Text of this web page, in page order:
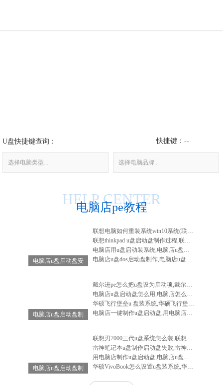
电脑问题
U盘快捷键查询：
选择电脑类型... 选择电脑品牌...
快捷键： --
电脑店pe教程
HELP CENTER
电脑店u盘启动盘安
联想电脑如何重装系统win10系统(联想电脑怎么重装系统win10系统)
联想thinkpad u盘启动盘制作过程,联想笔记本u盘启动盘制作
电脑店用u盘启动装系统,电脑店u盘启动盘安装系统
电脑店u盘dos启动盘制作,电脑店u盘启动盘制作软件
电脑店u盘启动盘制
戴尔进pe怎么把u盘设为启动项,戴尔电脑进入bios设置u盘启动
电脑店u盘启动盘怎么用,电脑店怎么做启动u盘
华硕飞行堡垒u 盘装系统,华硕飞行堡垒装系统教程
电脑店一键制作u盘启动盘,用电脑店制作u盘启动盘
电脑店u盘启动盘制
联想刃7000三代u盘系统怎么装,联想刃7000怎么重装系统
雷神笔记本u盘制作启动盘失败,雷神笔记本u盘启动不了
用电脑店制作u盘启动盘,电脑店u盘启动盘制作工具教程
华硕VivoBook怎么设置u盘装系统,华硕vivobook如何重装系统